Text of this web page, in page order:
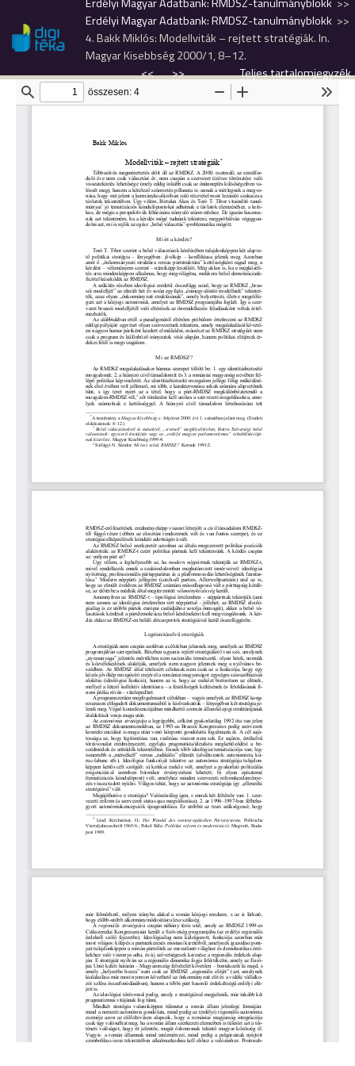
Erdélyi Magyar Adatbank: RMDSZ-tanulmányblokk
4. Bakk Miklós: Modellviták – rejtett stratégiák. In.
Magyar Kisebbség 2000/1, 8–12.
<<
>> Teljes tartalomjegyzék